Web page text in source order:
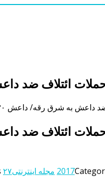
مجله اینترنتی۲۷ اعدام